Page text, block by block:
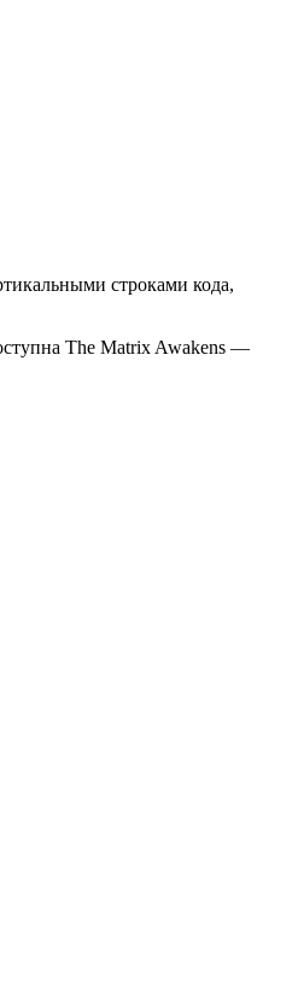
строками кода,
The Matrix Awakens —